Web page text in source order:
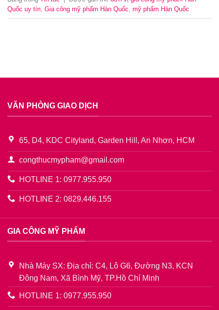
Quốc uy tín, Gia công mỹ phẩm Hàn Quốc, mỹ phẩm Hàn Quốc
VĂN PHÒNG GIAO DỊCH
65, D4, KDC Cityland, Garden Hill, An Nhơn, HCM
congthucmypham@gmail.com
HOTLINE 1: 0977.955.950
HOTLINE 2: 0829.446.155
GIA CÔNG MỸ PHẨM
Nhà Máy SX: Địa chỉ: C4, Lô G6, Đường N3, KCN
Đông Nam, Xã Bình Mỹ, TP.Hồ Chí Minh
HOTLINE 1: 0977.955.950